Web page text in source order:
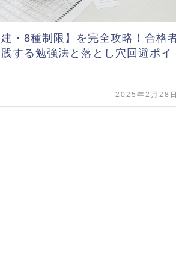
建・8種制限】を完全攻略！合格
する勉強法と落とし穴回避ポイ
2025年2月28